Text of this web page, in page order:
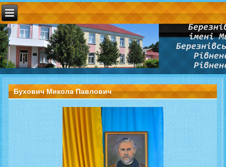
Бухович Микола Павлович